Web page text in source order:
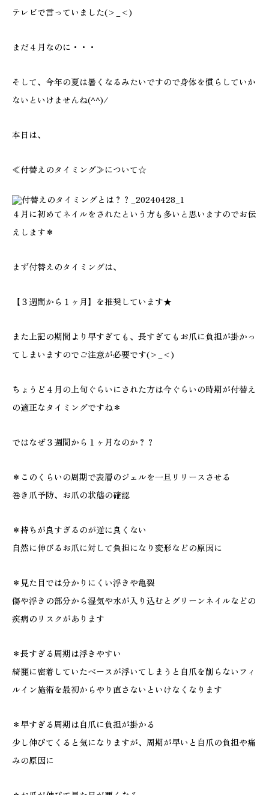
テレビで言っていました(>_<)
まだ４月なのに・・・
そして、今年の夏は暑くなるみたいですので身体を慣らしていか
ないといけませんね(^^)/
本日は、
≪付替えのタイミング≫について☆
４月に初めてネイルをされたという方も多いと思いますのでお伝
えします＊
まず付替えのタイミングは、
【３週間から１ヶ月】を推奨しています★
また上記の期間より早すぎても、長すぎてもお爪に負担が掛かっ
てしまいますのでご注意が必要です(>_<)
ちょうど４月の上旬ぐらいにされた方は今ぐらいの時期が付替え
の適正なタイミングですね＊
ではなぜ３週間から１ヶ月なのか？？
＊このくらいの周期で表層のジェルを一旦リリースさせる
巻き爪予防、お爪の状態の確認
＊持ちが良すぎるのが逆に良くない
自然に伸びるお爪に対して負担になり変形などの原因に
＊見た目では分かりにくい浮きや亀裂
傷や浮きの部分から湿気や水が入り込むとグリーンネイルなどの
疾病のリスクがあります
＊長すぎる周期は浮きやすい
綺麗に密着していたベースが浮いてしまうと自爪を削らないフィ
ルイン施術を最初からやり直さないといけなくなります
＊早すぎる周期は自爪に負担が掛かる
少し伸びてくると気になりますが、周期が早いと自爪の負担や痛
みの原因に